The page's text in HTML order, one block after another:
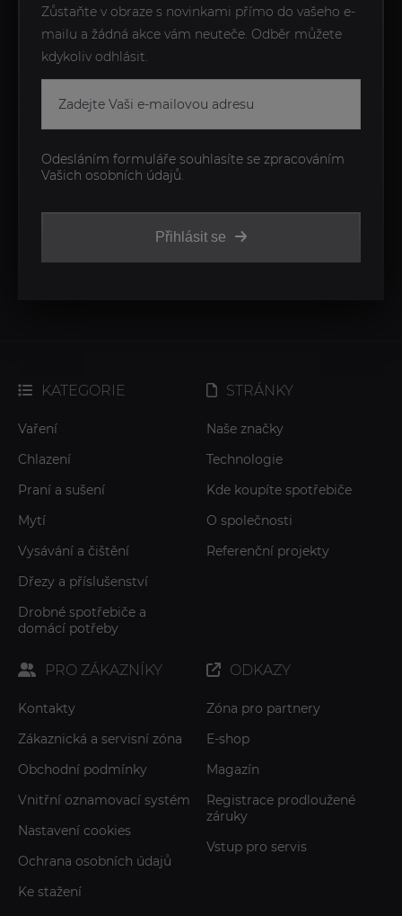
Zůstaňte v obraze s novinkami přímo do vašeho e-
mailu a žádná akce vám neuteče. Odběr můžete
kdykoliv odhlásit.
Přihlásit se
Odesláním formuláře souhlasíte se zpracováním
Vašich osobních údajů.
KATEGORIE
Vaření
Chlazení
Praní a sušení
Mytí
Vysávání a čištění
Dřezy a příslušenství
Drobné spotřebiče a
domácí potřeby
STRÁNKY
Naše značky
Technologie
Kde koupíte spotřebiče
O společnosti
Referenční projekty
PRO ZÁKAZNÍKY
Kontakty
Zákaznická a servisní zóna
Obchodní podmínky
Vnitřní oznamovací systém
Nastavení cookies
Ochrana osobních údajů
Ke stažení
ODKAZY
Zóna pro partnery
E-shop
Magazín
Registrace prodloužené
záruky
Vstup pro servis